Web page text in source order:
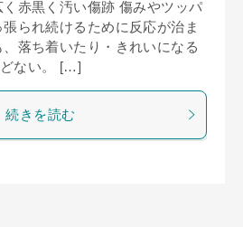
赤黒く汚い傷跡 傷みやツッパ
られ続けるために反応が治ま
落ち着いたり・きれいになる
ない。 […]
続きを読む